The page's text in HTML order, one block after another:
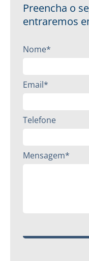
Preencha o
entraremos
Nome*
Email*
Telefone
Mensagem*